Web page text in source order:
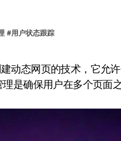
#用户状态跟踪
是确保用户在多个页面